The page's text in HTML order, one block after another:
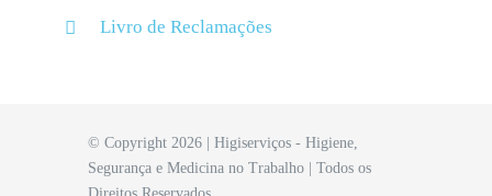
Livro de Reclamações
© Copyright 2026 | Higiserviços - Higiene,
Segurança e Medicina no Trabalho | Todos os